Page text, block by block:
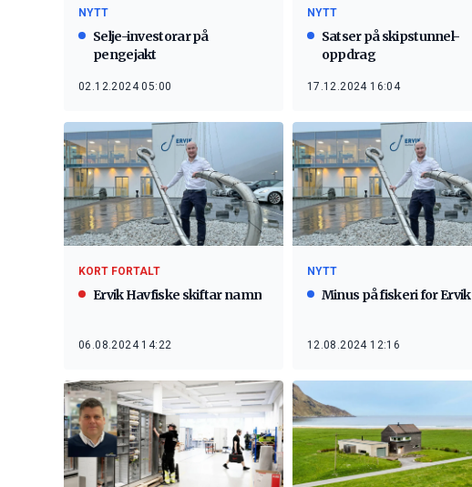
NYTT
Satser på skipstunnel-
oppdrag
17.12.2024 16:04
NYTT
Selje-investorar på
pengejakt
02.12.2024 05:00
NYTT
Minus på fiskeri for Ervik
12.08.2024 12:16
KORT FORTALT
Ervik Havfiske skiftar namn
06.08.2024 14:22